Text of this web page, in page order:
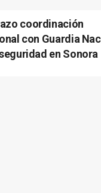
coordinación
con Guardia
en Sonora